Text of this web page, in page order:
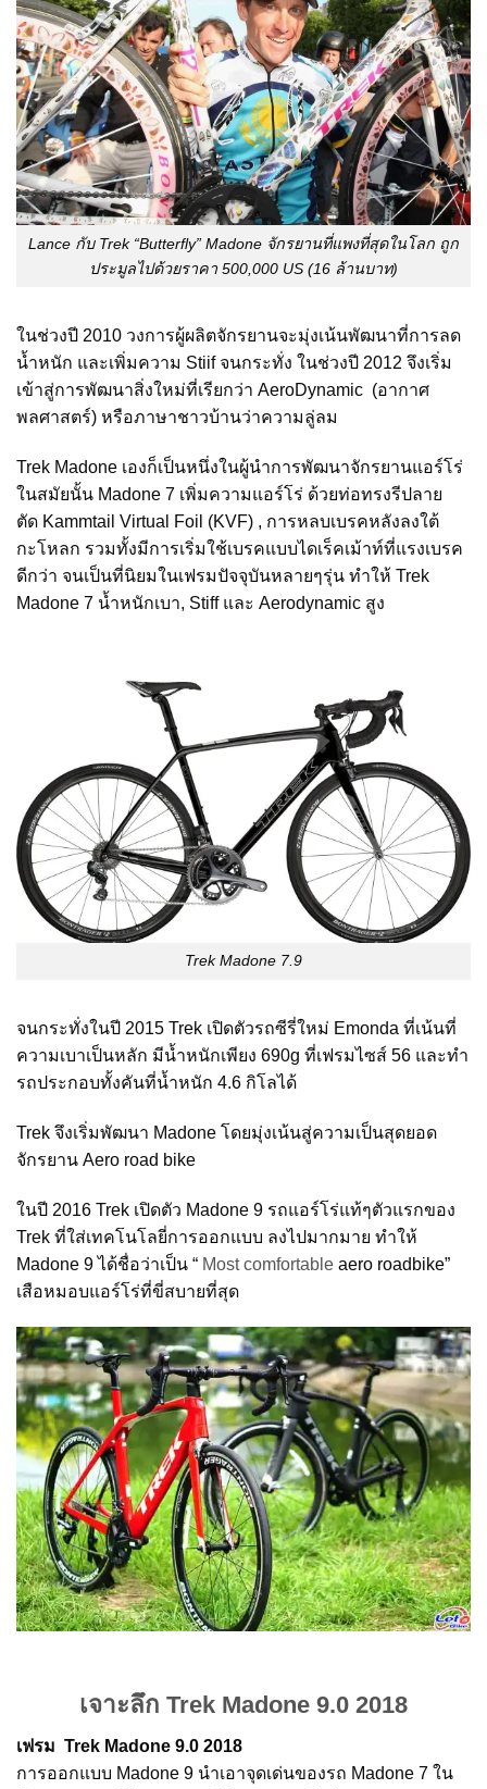
Lance กับ Trek “Butterfly” Madone จักรยานที่แพงที่สุดในโลก ถูก
ประมูลไปด้วยราคา 500,000 US (16 ล้านบาท)
ในช่วงปี 2010 วงการผู้ผลิตจักรยานจะมุ่งเน้นพัฒนาที่การลด
น้ำหนัก และเพิ่มความ Stiif จนกระทั่ง ในช่วงปี 2012 จึงเริ่ม
เข้าสู่การพัฒนาสิ่งใหม่ที่เรียกว่า AeroDynamic (อากาศ
พลศาสตร์) หรือภาษาชาวบ้านว่าความลู่ลม
Trek Madone เองก็เป็นหนึ่งในผู้นำการพัฒนาจักรยานแอร์โร่
ในสมัยนั้น Madone 7 เพิ่มความแอร์โร่ ด้วยท่อทรงรีปลาย
ตัด Kammtail Virtual Foil (KVF) , การหลบเบรคหลังลงใต้
กะโหลก รวมทั้งมีการเริ่มใช้เบรคแบบไดเร็คเม้าท์ที่แรงเบรค
ดีกว่า จนเป็นที่นิยมในเฟรมปัจจุบันหลายๆรุ่น ทำให้ Trek
Madone 7 น้ำหนักเบา, Stiff และ Aerodynamic สูง
Trek Madone 7.9
จนกระทั่งในปี 2015 Trek เปิดตัวรถซีรี่ใหม่ Emonda ที่เน้นที่
ความเบาเป็นหลัก มีน้ำหนักเพียง 690g ที่เฟรมไซส์ 56 และทำ
รถประกอบทั้งคันที่น้ำหนัก 4.6 กิโลได้
Trek จึงเริ่มพัฒนา Madone โดยมุ่งเน้นสู่ความเป็นสุดยอด
จักรยาน Aero road bike
ในปี 2016 Trek เปิดตัว Madone 9 รถแอร์โร่แท้ๆตัวแรกของ
Trek ที่ใส่เทคโนโลยี่การออกแบบ ลงไปมากมาย ทำให้
Madone 9 ได้ชื่อว่าเป็น “ Most comfortable aero roadbike”
เสือหมอบแอร์โร่ที่ขี่สบายที่สุด
เจาะลึก Trek Madone 9.0 2018
เฟรม Trek Madone 9.0 2018
การออกแบบ Madone 9 นำเอาจุดเด่นของรถ Madone 7 ใน